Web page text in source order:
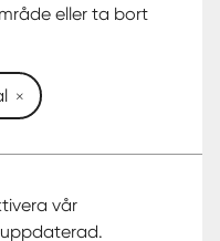
eller ta bort
vår